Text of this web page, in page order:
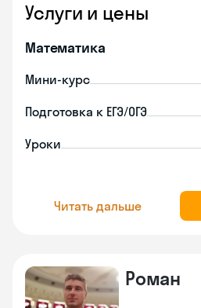
Услуги и цены
Математика
Мини-курс
Подготовка к ЕГЭ/ОГЭ
Уроки
Читать дальше
Роман